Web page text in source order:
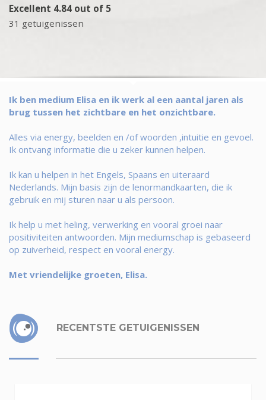
Excellent 4.84 out of 5
31 getuigenissen
Ik ben medium Elisa en ik werk al een aantal jaren als
brug tussen het zichtbare en het onzichtbare.
Alles via energy, beelden en /of woorden ,intuitie en gevoel.
Ik ontvang informatie die u zeker kunnen helpen.
Ik kan u helpen in het Engels, Spaans en uiteraard
Nederlands. Mijn basis zijn de lenormandkaarten, die ik
gebruik en mij sturen naar u als persoon.
Ik help u met heling, verwerking en vooral groei naar
positiviteiten antwoorden. Mijn mediumschap is gebaseerd
op zuiverheid, respect en vooral energy.
Met vriendelijke groeten, Elisa.
RECENTSTE GETUIGENISSEN